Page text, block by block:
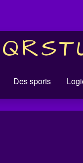
QRST
Des sports